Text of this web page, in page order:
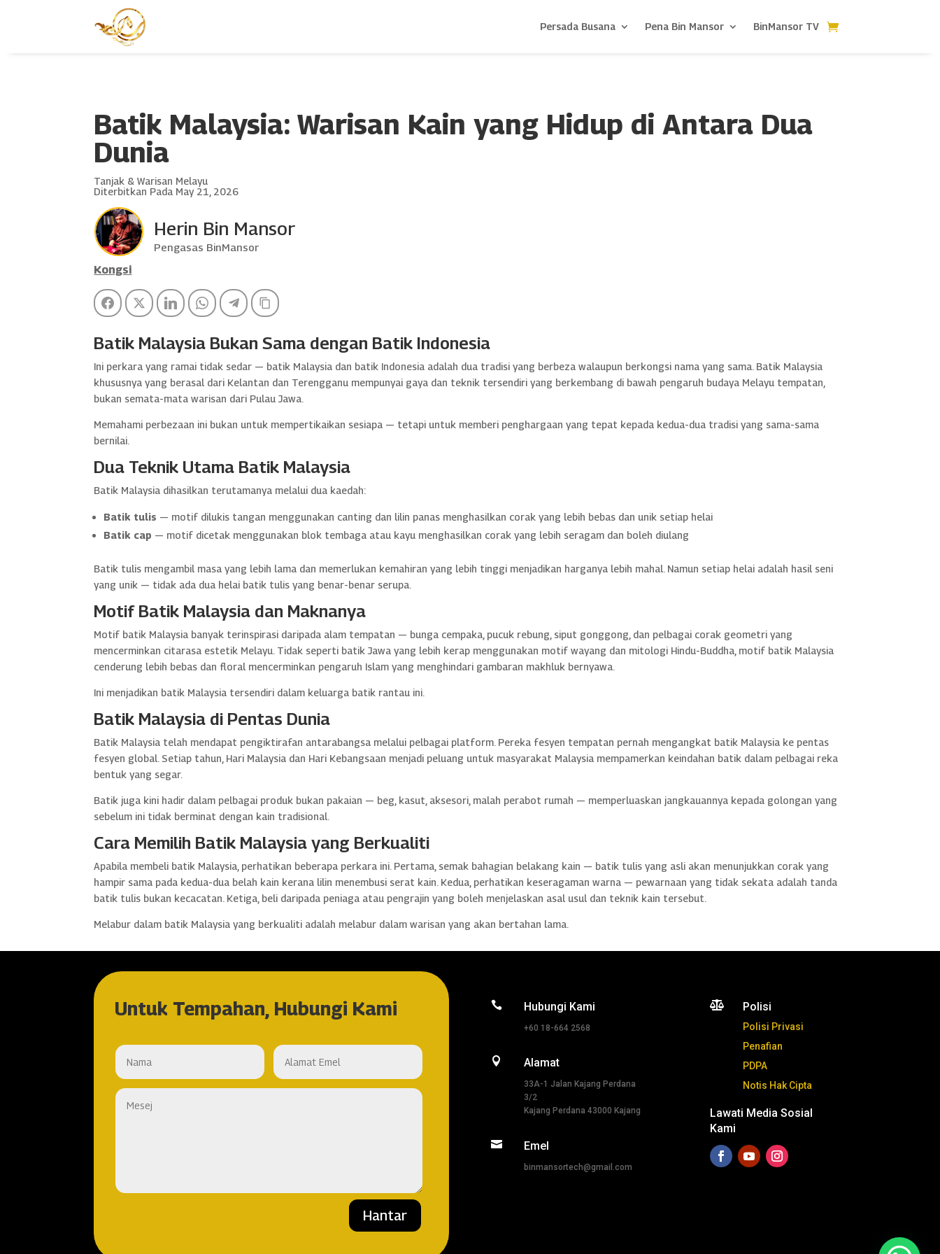
Persada Busana Pena Bin Mansor BinMansor TV
Batik Malaysia: Warisan Kain yang Hidup di Antara Dua
Dunia
Tanjak & Warisan Melayu
Diterbitkan Pada May 21, 2026
Herin Bin Mansor
Pengasas BinMansor
Kongsi
FacebookTwitter LinkedInWhatsAppTelegramCopy Link
Batik Malaysia Bukan Sama dengan Batik Indonesia
Ini perkara yang ramai tidak sedar — batik Malaysia dan batik Indonesia adalah dua tradisi yang berbeza walaupun berkongsi nama yang sama. Batik Malaysia
khususnya yang berasal dari Kelantan dan Terengganu mempunyai gaya dan teknik tersendiri yang berkembang di bawah pengaruh budaya Melayu tempatan,
bukan semata-mata warisan dari Pulau Jawa.
Memahami perbezaan ini bukan untuk mempertikaikan sesiapa — tetapi untuk memberi penghargaan yang tepat kepada kedua-dua tradisi yang sama-sama
bernilai.
Dua Teknik Utama Batik Malaysia
Batik Malaysia dihasilkan terutamanya melalui dua kaedah:
Batik tulis — motif dilukis tangan menggunakan canting dan lilin panas menghasilkan corak yang lebih bebas dan unik setiap helai
Batik cap — motif dicetak menggunakan blok tembaga atau kayu menghasilkan corak yang lebih seragam dan boleh diulang
Batik tulis mengambil masa yang lebih lama dan memerlukan kemahiran yang lebih tinggi menjadikan harganya lebih mahal. Namun setiap helai adalah hasil seni
yang unik — tidak ada dua helai batik tulis yang benar-benar serupa.
Motif Batik Malaysia dan Maknanya
Motif batik Malaysia banyak terinspirasi daripada alam tempatan — bunga cempaka, pucuk rebung, siput gonggong, dan pelbagai corak geometri yang
mencerminkan citarasa estetik Melayu. Tidak seperti batik Jawa yang lebih kerap menggunakan motif wayang dan mitologi Hindu-Buddha, motif batik Malaysia
cenderung lebih bebas dan floral mencerminkan pengaruh Islam yang menghindari gambaran makhluk bernyawa.
Ini menjadikan batik Malaysia tersendiri dalam keluarga batik rantau ini.
Batik Malaysia di Pentas Dunia
Batik Malaysia telah mendapat pengiktirafan antarabangsa melalui pelbagai platform. Pereka fesyen tempatan pernah mengangkat batik Malaysia ke pentas
fesyen global. Setiap tahun, Hari Malaysia dan Hari Kebangsaan menjadi peluang untuk masyarakat Malaysia mempamerkan keindahan batik dalam pelbagai reka
bentuk yang segar.
Batik juga kini hadir dalam pelbagai produk bukan pakaian — beg, kasut, aksesori, malah perabot rumah — memperluaskan jangkauannya kepada golongan yang
sebelum ini tidak berminat dengan kain tradisional.
Cara Memilih Batik Malaysia yang Berkualiti
Apabila membeli batik Malaysia, perhatikan beberapa perkara ini. Pertama, semak bahagian belakang kain — batik tulis yang asli akan menunjukkan corak yang
hampir sama pada kedua-dua belah kain kerana lilin menembusi serat kain. Kedua, perhatikan keseragaman warna — pewarnaan yang tidak sekata adalah tanda
batik tulis bukan kecacatan. Ketiga, beli daripada peniaga atau pengrajin yang boleh menjelaskan asal usul dan teknik kain tersebut.
Melabur dalam batik Malaysia yang berkualiti adalah melabur dalam warisan yang akan bertahan lama.
Untuk Tempahan, Hubungi Kami
Hantar
 Hubungi Kami
+60 18-664 2568
 Alamat
33A-1 Jalan Kajang Perdana
3/2
Kajang Perdana 43000 Kajang
 Emel
binmansortech@gmail.com
 Polisi
Polisi Privasi
Penafian
PDPA
Notis Hak Cipta
Lawati Media Sosial
Kami